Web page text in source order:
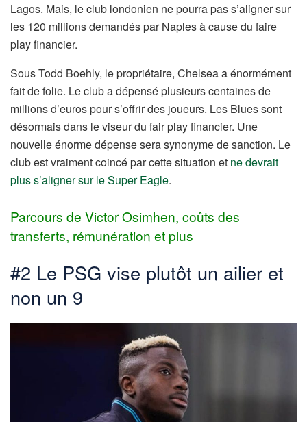
Lagos. Mais, le club londonien ne pourra pas s’aligner sur
les 120 millions demandés par Naples à cause du faire
play financier.
Sous Todd Boehly, le propriétaire, Chelsea a énormément
fait de folie. Le club a dépensé plusieurs centaines de
millions d’euros pour s’offrir des joueurs. Les Blues sont
désormais dans le viseur du fair play financier. Une
nouvelle énorme dépense sera synonyme de sanction. Le
club est vraiment coincé par cette situation et ne devrait
plus s’aligner sur le Super Eagle.
Parcours de Victor Osimhen, coûts des
transferts, rémunération et plus
#2 Le PSG vise plutôt un ailier et
non un 9